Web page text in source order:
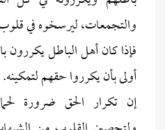
والتجمعات، ليرسخوه في
فإذا كان أهل الباطل يكررون
أولى بأن يكرروا حقهم لتمكينه.
إن تكرار الحق ضرورة